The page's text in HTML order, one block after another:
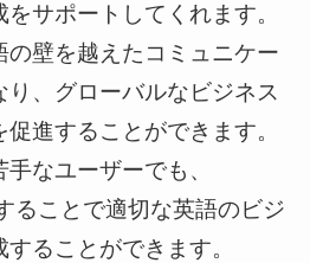
サポートしてくれます。
の壁を越えたコミュニケー
り、グローバルなビジネス
進することができます。
なユーザーでも、
ることで適切な英語のビジ
ることができます。